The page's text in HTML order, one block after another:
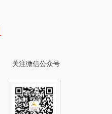
关注微信公众号